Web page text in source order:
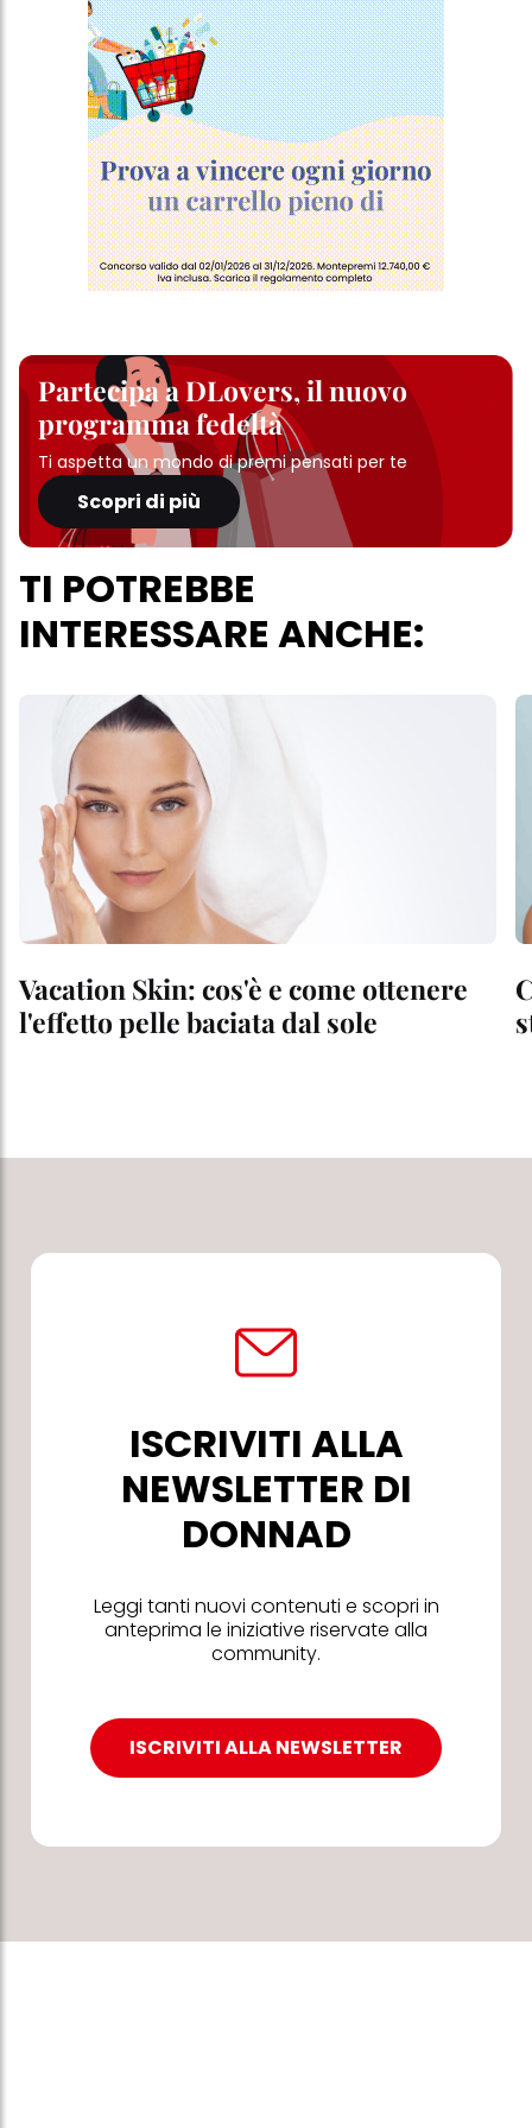
Partecipa a DLovers, il nuovo
programma fedeltà
Ti aspetta un mondo di premi pensati per te
Scopri di più
TI POTREBBE
INTERESSARE ANCHE:
Vacation Skin: cos'è e come ottenere
l'effetto pelle baciata dal sole
ISCRIVITI ALLA
NEWSLETTER DI
DONNAD
Leggi tanti nuovi contenuti e scopri in
anteprima le iniziative riservate alla
community.
ISCRIVITI ALLA NEWSLETTER